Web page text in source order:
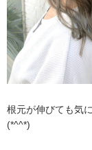
根元が伸びても気
(*^^*)